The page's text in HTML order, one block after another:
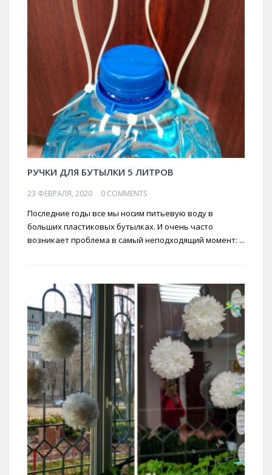
РУЧКИ ДЛЯ БУТЫЛКИ 5 ЛИТРОВ
23 ФЕВРАЛЯ, 2020 0 COMMENTS
Последние годы все мы носим питьевую воду в
больших пластиковых бутылках. И очень часто
возникает проблема в самый неподходящий момент: ...